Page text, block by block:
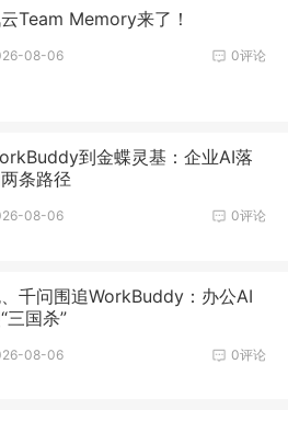
Team Memory来了！
0评论
08-06
到金蝶灵基：企业AI落
条路径
0评论
08-06
千问围追WorkBuddy：办公AI
三国杀”
0评论
08-06